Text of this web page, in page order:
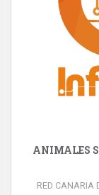
ANIMALES
RED CANARIA